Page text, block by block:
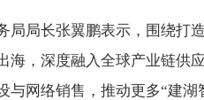
局局长张翼鹏表示，围绕打
海，深度融入全球产业链供
与网络销售，推动更多“建湖